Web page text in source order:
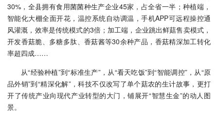
30%，全县拥有食用菌菌种生产企业45家，占全省一半；种植端，
智能化大棚全面开花，温控系统自动调温，手机APP可远程操控通
风灌溉，效率是传统模式的3倍；加工端，企业跳出鲜菇售卖模式，
开发香菇脆、多糖多肽、香菇酱等30余种产品，香菇精深加工转化
率超四成……
从“经验种植”到“标准生产”，从“看天吃饭”到“智能调控”，从“原
品外销”到“精深化解”，科技不仅改写了单个菇农的生计故事，更打
开了传统产业向现代产业转型的大门，铺展开“智慧生金”的动人图
景。